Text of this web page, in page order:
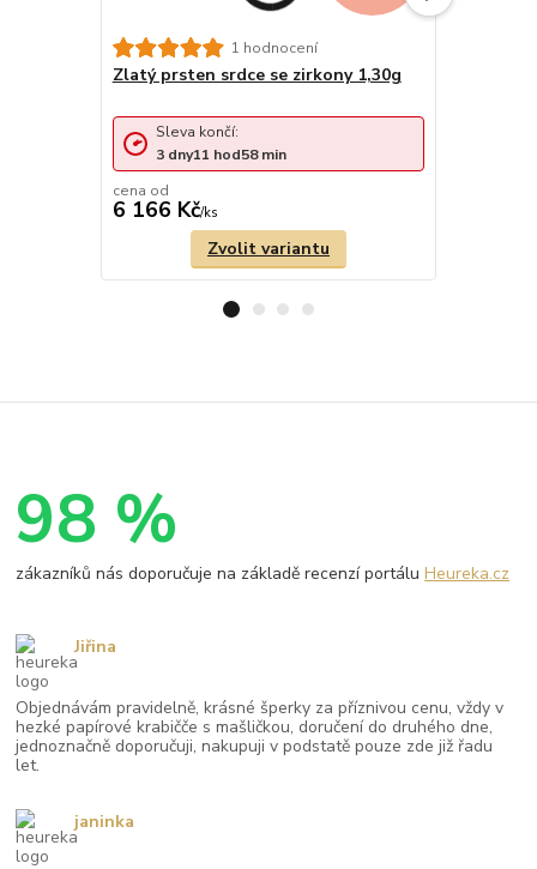
1 hodnocení
Zlatý prsten srdce se zirkony 1,30g
cena od
6 166 Kč/ks
Sleva končí:
3 dny11 hod58min
Zvolit variantu
98 %
zákazníků nás doporučuje na základě recenzí portáluHeureka.cz
Objednávám pravidelně, krásné šperky za příznivou cenu, vždy v
hezké papírové krabičče s mašličkou, doručení do druhého dne,
jednoznačně doporučuji, nakupuji v podstatě pouze zde již řadu
let.
Jiřina
janinka